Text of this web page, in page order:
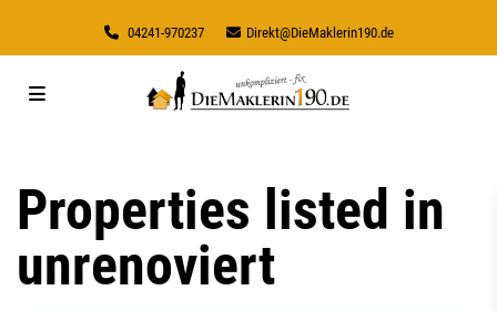
04241-970237 Direkt@DieMaklerin190.de
Properties listed in
unrenoviert